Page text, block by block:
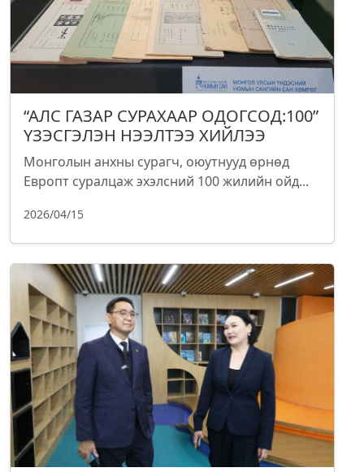
“АЛС ГАЗАР СУРАХААР ОДОГСОД:100”
ҮЗЭСГЭЛЭН НЭЭЛТЭЭ ХИЙЛЭЭ
Монголын анхны сурагч, оюутнууд өрнөд
Европт суралцаж эхэлсний 100 жилийн ойд...
2026/04/15